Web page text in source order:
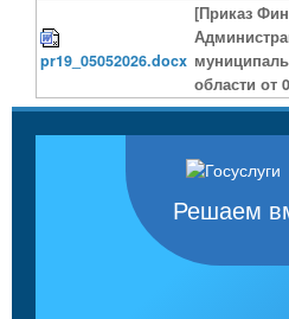
pr19_05052026.docx
[Приказ
области от
Решаем